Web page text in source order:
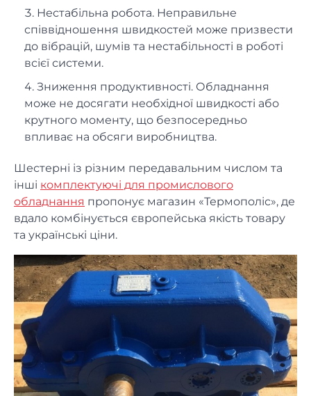
Нестабільна робота. Неправильне
співвідношення швидкостей може призвести
до вібрацій, шумів та нестабільності в роботі
всієї системи.
Зниження продуктивності. Обладнання
може не досягати необхідної швидкості або
крутного моменту, що безпосередньо
впливає на обсяги виробництва.
Шестерні із різним передавальним числом та
інші комплектуючі для промислового
обладнання пропонує магазин «Термополіс», де
вдало комбінується європейська якість товару
та українські ціни.